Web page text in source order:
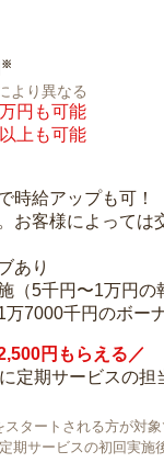
※
より異なる
円も可能
上も可能
時給アップも可！
お客様によっては
あり
（5千円〜1万円の
万7000千円のボー
円もらえる／
定期サービスの担
タートされる方が対象
期サービスの初回実施